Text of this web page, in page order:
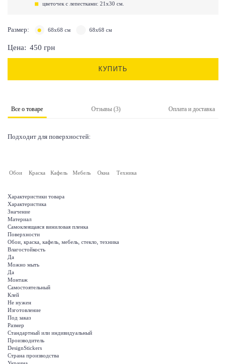
цветочек с лепестками: 21х30 см.
Размер: 68х68 см 68х68 см
Цена: 450 грн
КУПИТЬ
Все о товаре Отзывы (3) Оплата и доставка
Подходит для поверхностей:
Обои Краска Кафель Мебель Окна Техника
Характеристики товара
Характеристика
Значение
Материал
Самоклеящаяся виниловая пленка
Поверхности
Обои, краска, кафель, мебель, стекло, техника
Влагостойкость
Да
Можно мыть
Да
Монтаж
Самостоятельный
Клей
Не нужен
Изготовление
Под заказ
Размер
Стандартный или индивидуальный
Производитель
DesignStickers
Страна производства